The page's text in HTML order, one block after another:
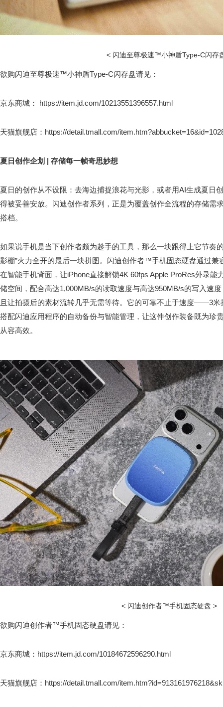
< 闪迪至尊极速™小神盾Type-C闪存
欲购闪迪至尊极速™小神盾Type-C闪存盘请见：
京东商城： https://item.jd.com/10213551396557.html
天猫旗舰店：https://detail.tmall.com/
夏日创作企划 | 存储每一帧奇思妙想
夏日的创作从不设限：去海边捕捉浪花与光影，或者用AI生成夏
得被妥善安放。闪迪创作者系列，正是为覆盖创作全流程的存储需
搭档。
如果说手机是当下创作者颇为趁手的工具，那么一块跟得上它节奏
影棚”火力全开的最后一块拼图。闪迪创作者™手机固态硬盘通过兼
在智能手机背面，让iPhone直接解锁4K 60fps Apple ProRes外录能
储空间，配合高达1,000MB/s的读取速度与高达950MB/s的写入速
且让拍摄后的素材流转几乎无需等待。它的可靠不止于速度——3米
搭配闪迪应用程序的自动备份与智能管理，让这件创作装备既为珍
从容高效。
< 闪迪创作者™手机固态硬盘 >
欲购闪迪创作者™手机固态硬盘请见：
京东商城：https://item.jd.com/10184672596290.html
天猫旗舰店：https://detail.tmall.com/